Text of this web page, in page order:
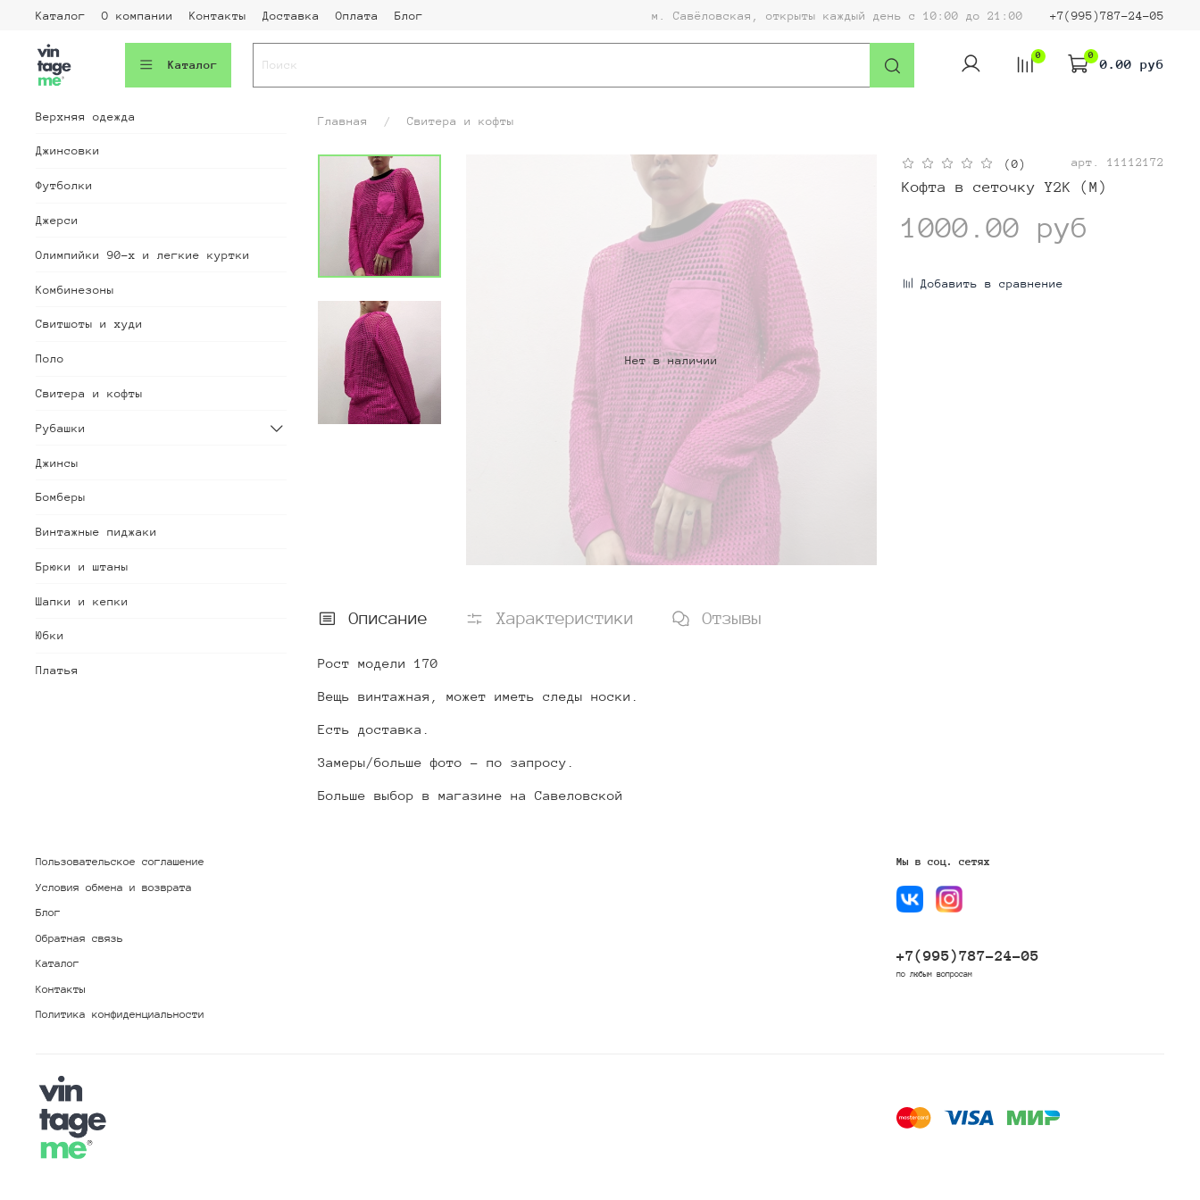
Каталог О компании Контакты Доставка Оплата Блог м. Савёловская, открыты каждый день с 10:00 до 21:00 +7(995)787-24-05
Каталог
0 0
0.00 руб
Главная Свитера и кофты
Нет в наличии
(0) арт. 11112172
Кофта в сеточку Y2K (M)
1000.00 руб
Добавить в сравнение
Описание Характеристики Отзывы
Рост модели 170
Вещь винтажная, может иметь следы носки.
Есть доставка.
Замеры/больше фото - по запросу.
Больше выбор в магазине на Савеловской
Верхняя одежда
Джинсовки
Футболки
Джерси
Олимпийки 90-х и легкие куртки
Комбинезоны
Свитшоты и худи
Поло
Свитера и кофты
Рубашки
Джинсы
Бомберы
Винтажные пиджаки
Брюки и штаны
Шапки и кепки
Юбки
Платья
Пользовательское соглашение
Условия обмена и возврата
Блог
Обратная связь
Каталог
Контакты
Политика конфиденциальности
Мы в соц. сетях
+7(995)787-24-05
по любым вопросам